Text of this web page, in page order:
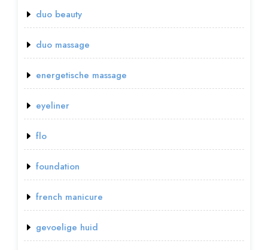
duo beauty
duo massage
energetische massage
eyeliner
flo
foundation
french manicure
gevoelige huid